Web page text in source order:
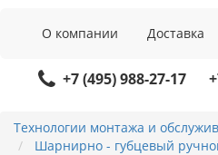
О компании Доставка
+7 (495) 988-27-17
Технологии монтажа и
Шарнирно - губцевый